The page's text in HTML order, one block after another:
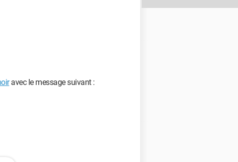
avec le message suivant :